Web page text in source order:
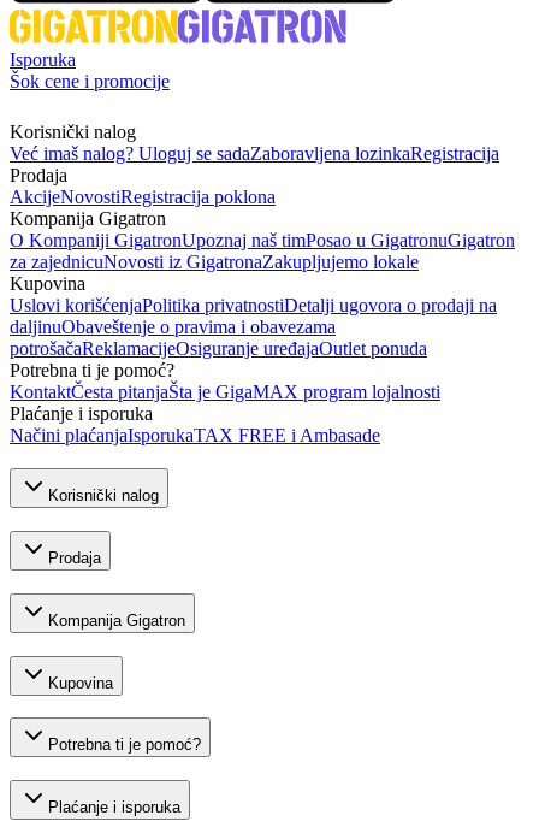
Isporuka
Šok cene i promocije
Korisnički nalog
Već imaš nalog? Uloguj se sadaZaboravljena lozinkaRegistracija
Prodaja
AkcijeNovostiRegistracija poklona
Kompanija Gigatron
O Kompaniji GigatronUpoznaj naš timPosao u GigatronuGigatron
za zajednicuNovosti iz GigatronaZakupljujemo lokale
Kupovina
Uslovi korišćenjaPolitika privatnostiDetalji ugovora o prodaji na
daljinuObaveštenje o pravima i obavezama
potrošačaReklamacijeOsiguranje uređajaOutlet ponuda
Potrebna ti je pomoć?
KontaktČesta pitanjaŠta je GigaMAX program lojalnosti
Plaćanje i isporuka
Načini plaćanjaIsporukaTAX FREE i Ambasade
Korisnički nalog
Prodaja
Kompanija Gigatron
Kupovina
Potrebna ti je pomoć?
Plaćanje i isporuka